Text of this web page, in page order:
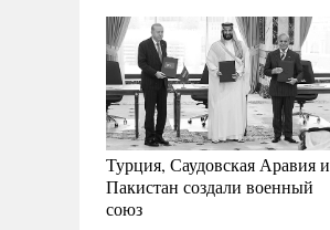
Турция, Саудовская Аравия и
Пакистан создали военный
союз